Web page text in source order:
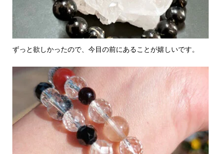
ずっと欲しかったので、今目の前にあることが嬉しいです。